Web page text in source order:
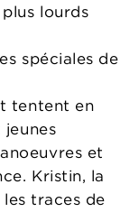
lourds
spéciales de
tentent en
et
Kristin, la
les traces de